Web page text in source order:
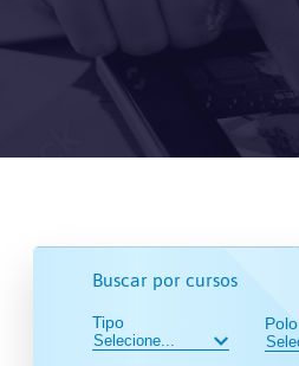
Buscar por cursos
Tipo Polo